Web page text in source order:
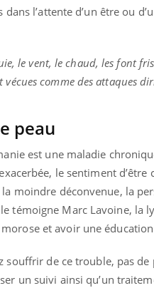
dans l’attente d’un être ou
le vent, le chaud, les font
comme des attaques
peau
est une maladie
le sentiment d’être
moindre déconvenue, la
témoigne Marc Lavoine, la
et avoir une
souffrir de ce trouble, pas
un suivi ainsi qu’un
pour
de la
ce qui la rend
Youtube
Insuline &
osait en
reste
patients